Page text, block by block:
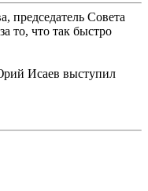
председатель Совета
то, что так быстро
Исаев выступил